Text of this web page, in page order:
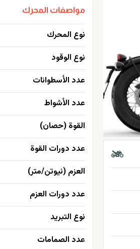
مواصفات المحرك
نوع المحرك
نوع الوقود
عدد الأسطوانات
عدد الأشواط
القوة (حصان)
عدد دورات القوة
العزم (نيوتن/متر)
عدد دورات العزم
نوع التبريد
عدد الصمامات